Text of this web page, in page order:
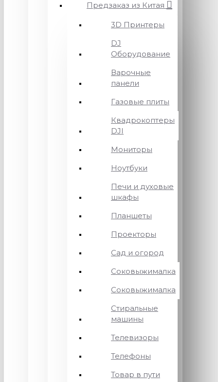
Предзаказ из Китая
3D Принтеры
DJ
Оборудование
Варочные
панели
Газовые плиты
Квадрокоптеры
DJI
Мониторы
Ноутбуки
Печи и духовые
шкафы
Планшеты
Проекторы
Сад и огород
Соковыжималка
Соковыжималка
Стиральные
машины
Телевизоры
Телефоны
Товар в пути